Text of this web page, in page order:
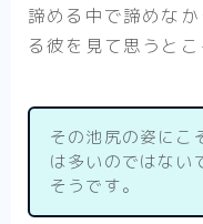
諦める中で諦めな
る彼を見て思うとこ
その池尻の姿にこ
は多いのではな
そうです。